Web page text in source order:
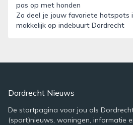
pas op met honden
Zo deel je jouw favoriete hotspots
makkelijk op indebuurt Dordrecht
Dordrecht Nieuws
De startpagina voor jou als
(sport)nieuws, woningen, informatie